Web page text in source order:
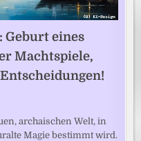
Geburt eines
Machtspiele,
archaischen Welt, in
Magie bestimmt wird.